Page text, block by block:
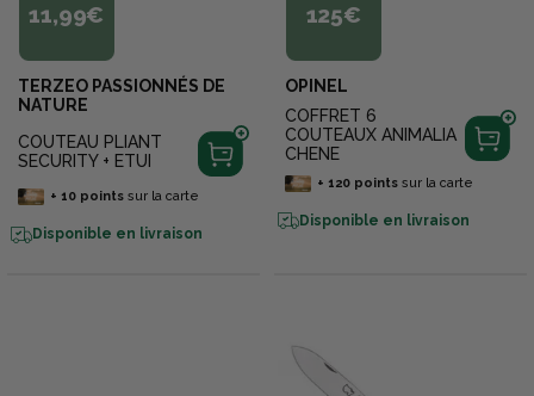
11,99€
TERZEO PASSIONNÉS DE
NATURE
COUTEAU PLIANT
SECURITY + ETUI
+ 10pointssur la carte
Disponible en livraison
125€
OPINEL
COFFRET 6
COUTEAUX ANIMALIA
CHENE
+ 120pointssur la carte
Disponible en livraison